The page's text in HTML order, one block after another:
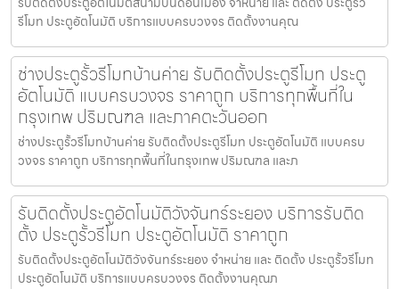
รีโมท ประตูอัตโนมัติ บริการแบบครบวงจร ติดตั้งงานคุณ
ช่างประตูรั้วรีโมทบ้านค่าย รับติดตั้งประตูรีโมท ประตู
อัตโนมัติ แบบครบวงจร ราคาถูก บริการทุกพื้นที่ใน
กรุงเทพ ปริมณฑล และภาคตะวันออก
ช่างประตูรั้วรีโมทบ้านค่าย รับติดตั้งประตูรีโมท ประตูอัตโนมัติ แบบครบ
วงจร ราคาถูก บริการทุกพื้นที่ในกรุงเทพ ปริมณฑล และภ
รับติดตั้งประตูอัตโนมัติวังจันทร์ระยอง บริการรับติด
ตั้ง ประตูรั้วรีโมท ประตูอัตโนมัติ ราคาถูก
รับติดตั้งประตูอัตโนมัติวังจันทร์ระยอง จำหน่าย และ ติดตั้ง ประตูรั้วรีโมท
ประตูอัตโนมัติ บริการแบบครบวงจร ติดตั้งงานคุณภ